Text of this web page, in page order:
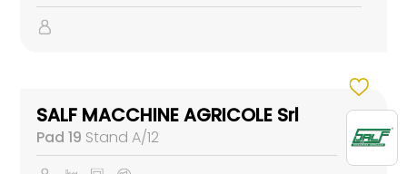
SALF MACCHINE AGRICOLE Srl
Pad 19 Stand A/12